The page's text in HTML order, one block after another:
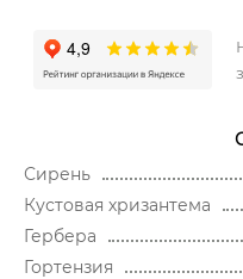
Сирень
Кустовая хризантема
Гербера
Гортензия